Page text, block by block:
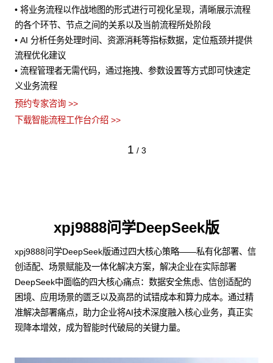
• 将业务流程以作战地图的形式进行可视化呈现，清晰展示流程
的各个环节、节点之间的关系以及当前流程所处阶段
• AI 分析任务处理时间、资源消耗等指标数据，定位瓶颈并提供
流程优化建议
• 流程管理者无需代码，通过拖拽、参数设置等方式即可快速定
义业务流程
预约专家咨询 >>
下载智能流程工作台介绍 >>
1 / 3
xpj9888问学DeepSeek版
xpj9888问学DeepSeek版通过四大核心策略——私有化部署、信
创适配、场景赋能及一体化解决方案，解决企业在实际部署
DeepSeek中面临的四大核心痛点：数据安全焦虑、信创适配的
困境、应用场景的匮乏以及高昂的试错成本和算力成本。通过精
准解决部署痛点，助力企业将AI技术深度融入核心业务，真正实
现降本增效，成为智能时代破局的关键力量。